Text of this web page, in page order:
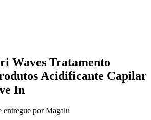
Waves Tratamento
Acidificante Capilar
In
entregue por Magalu